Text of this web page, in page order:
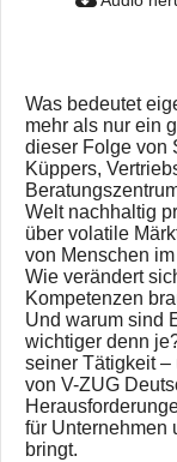
Was bedeutet
mehr als nur ein
dieser Folge von
Küppers,
Welt nachhaltig
über volatile
von Menschen
Wie verändert
Kompetenzen
Und warum sind
wichtiger denn
seiner Tätigkeit –
von V-ZUG
für Unternehmen
bringt.